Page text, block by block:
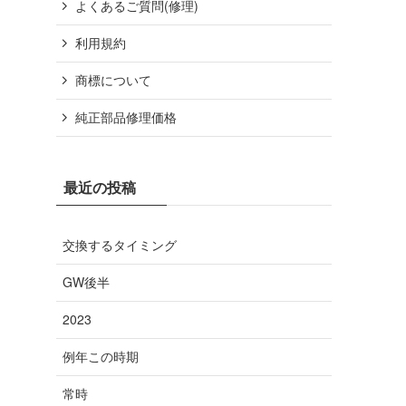
よくあるご質問(修理)
利用規約
商標について
純正部品修理価格
最近の投稿
交換するタイミング
GW後半
2023
例年この時期
常時